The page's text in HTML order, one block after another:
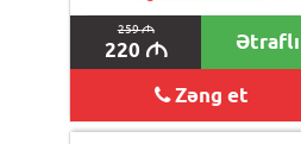
259M
220 M Ətraflı
Zəng et